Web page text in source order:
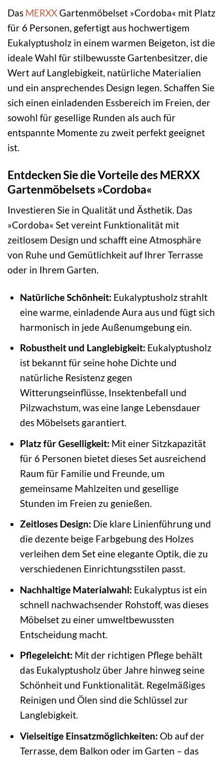
Das MERXXGartenmöbelset »Cordoba« mit Platz
für 6 Personen, gefertigt aus hochwertigem
Eukalyptusholz in einem warmen Beigeton, ist die
ideale Wahl für stilbewusste Gartenbesitzer, die
Wert auf Langlebigkeit, natürliche Materialien
und ein ansprechendes Design legen. Schaffen Sie
sich einen einladenden Essbereich im Freien, der
sowohl für gesellige Runden als auch für
entspannte Momente zu zweit perfekt geeignet
ist.
Entdecken Sie die Vorteile des MERXX
Gartenmöbelsets »Cordoba«
Investieren Sie in Qualität und Ästhetik. Das
»Cordoba« Set vereint Funktionalität mit
zeitlosem Design und schafft eine Atmosphäre
von Ruhe und Gemütlichkeit auf Ihrer Terrasse
oder in Ihrem Garten.
Natürliche Schönheit: Eukalyptusholz strahlt
eine warme, einladende Aura aus und fügt sich
harmonisch in jede Außenumgebung ein.
Robustheit und Langlebigkeit: Eukalyptusholz
ist bekannt für seine hohe Dichte und
natürliche Resistenz gegen
Witterungseinflüsse, Insektenbefall und
Pilzwachstum, was eine lange Lebensdauer
des Möbelsets garantiert.
Platz für Geselligkeit: Mit einer Sitzkapazität
für 6 Personen bietet dieses Set ausreichend
Raum für Familie und Freunde, um
gemeinsame Mahlzeiten und gesellige
Stunden im Freien zu genießen.
Zeitloses Design: Die klare Linienführung und
die dezente beige Farbgebung des Holzes
verleihen dem Set eine elegante Optik, die zu
verschiedenen Einrichtungsstilen passt.
Nachhaltige Materialwahl: Eukalyptus ist ein
schnell nachwachsender Rohstoff, was dieses
Möbelset zu einer umweltbewussten
Entscheidung macht.
Pflegeleicht: Mit der richtigen Pflege behält
das Eukalyptusholz über Jahre hinweg seine
Schönheit und Funktionalität. Regelmäßiges
Reinigen und Ölen sind die Schlüssel zur
Langlebigkeit.
Vielseitige Einsatzmöglichkeiten: Ob auf der
Terrasse, dem Balkon oder im Garten – das